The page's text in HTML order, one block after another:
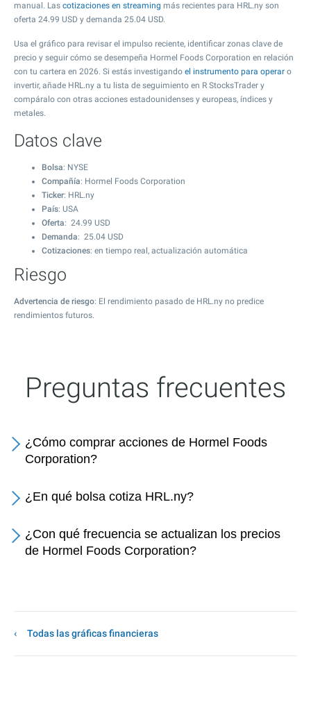
manual. Las cotizaciones en streaming más recientes para HRL.ny son
oferta 24.99 USD y demanda 25.04 USD.
Usa el gráfico para revisar el impulso reciente, identificar zonas clave de
precio y seguir cómo se desempeña Hormel Foods Corporation en relación
con tu cartera en 2026. Si estás investigando el instrumento para operar o
invertir, añade HRL.ny a tu lista de seguimiento en R StocksTrader y
compáralo con otras acciones estadounidenses y europeas, índices y
metales.
Datos clave
Bolsa: NYSE
Compañía: Hormel Foods Corporation
Ticker: HRL.ny
País: USA
Oferta: 24.99 USD
Demanda: 25.04 USD
Cotizaciones: en tiempo real, actualización automática
Riesgo
Advertencia de riesgo: El rendimiento pasado de HRL.ny no predice
rendimientos futuros.
Preguntas frecuentes
¿Cómo comprar acciones de Hormel Foods
Corporation?
¿En qué bolsa cotiza HRL.ny?
¿Con qué frecuencia se actualizan los precios
de Hormel Foods Corporation?
Todas las gráficas financieras